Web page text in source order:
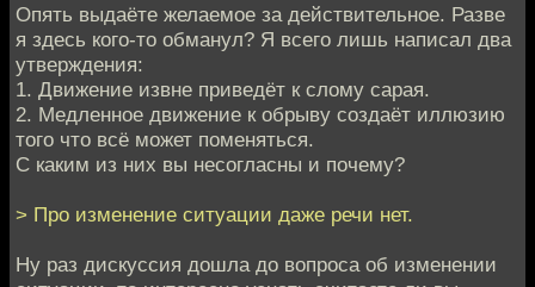
Опять выдаёте желаемое за действительное. Разве
я здесь кого-то обманул? Я всего лишь написал два
утверждения:
1. Движение извне приведёт к слому сарая.
2. Медленное движение к обрыву создаёт иллюзию
того что всё может поменяться.
С каким из них вы несогласны и почему?
> Про изменение ситуации даже речи нет.
Ну раз дискуссия дошла до вопроса об изменении